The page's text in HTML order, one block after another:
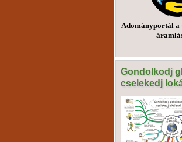
Adományportál a
Gondolkodj
cselekedj